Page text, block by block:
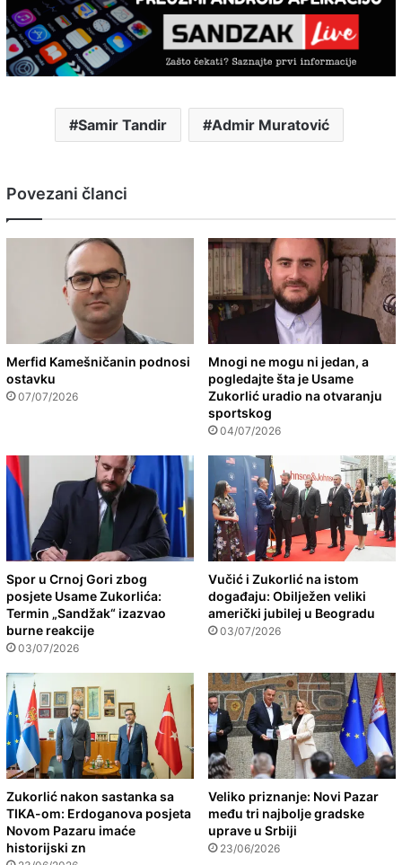
Samir Tandir Admir Muratović
Povezani članci
Merfid Kamešničanin podnosi
ostavku
07/07/2026
Mnogi ne mogu ni jedan, a
pogledajte šta je Usame
Zukorlić uradio na otvaranju
sportskog
04/07/2026
Spor u Crnoj Gori zbog
posjete Usame Zukorlića:
Termin „Sandžak“ izazvao
burne reakcije
03/07/2026
Vučić i Zukorlić na istom
događaju: Obilježen veliki
američki jubilej u Beogradu
03/07/2026
Zukorlić nakon sastanka sa
TIKA-om: Erdoganova posjeta
Novom Pazaru imaće
historijski zn
Veliko priznanje: Novi Pazar
među tri najbolje gradske
uprave u Srbiji
23/06/2026